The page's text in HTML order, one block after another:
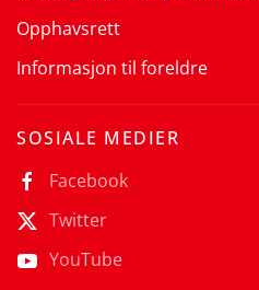
Opphavsrett
Informasjon til foreldre
SOSIALE MEDIER
Facebook
Twitter
YouTube